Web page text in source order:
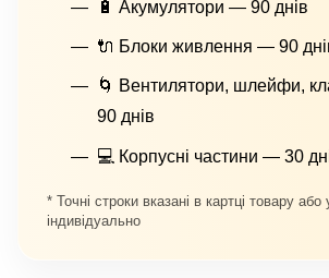
🔋 Акумулятори — 90 днів
🔌 Блоки живлення — 90
🌀 Вентилятори, шлейфи,
90 днів
💻 Корпусні частини — 30
* Точні строки вказані в картці товару
індивідуально